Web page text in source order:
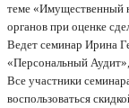
теме «Имущественный
органов при оценке
Ведет семинар Ирина
«Персональный
Все участники
воспользоваться